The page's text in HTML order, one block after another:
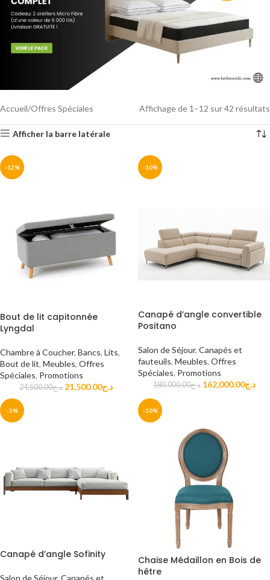
Accueil Offres Spéciales Affichage de 1–12 sur 42 résultats
Afficher la barre latérale
-12%
Bout de lit capitonnée
Lyngdal
Chambre à Coucher, Bancs, Lits,
Bout de lit, Meubles, Offres
Spéciales, Promotions
د.ج24,500.00 د.ج21,500.00
-10%
Canapé d’angle convertible
Positano
Salon de Séjour, Canapés et
fauteuils, Meubles, Offres
Spéciales, Promotions
د.ج180,000.00 د.ج162,000.00
-3%
Canapé d’angle Sofinity
Salon de Séjour, Canapés et
-10%
Chaise Médaillon en Bois de
hêtre